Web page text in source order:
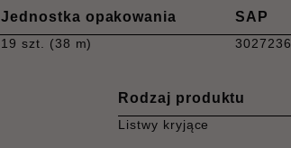
Jednostka opakowania
19 szt. (38 m)
SAP
3027236
Rodzaj produktu
Listwy kryjące